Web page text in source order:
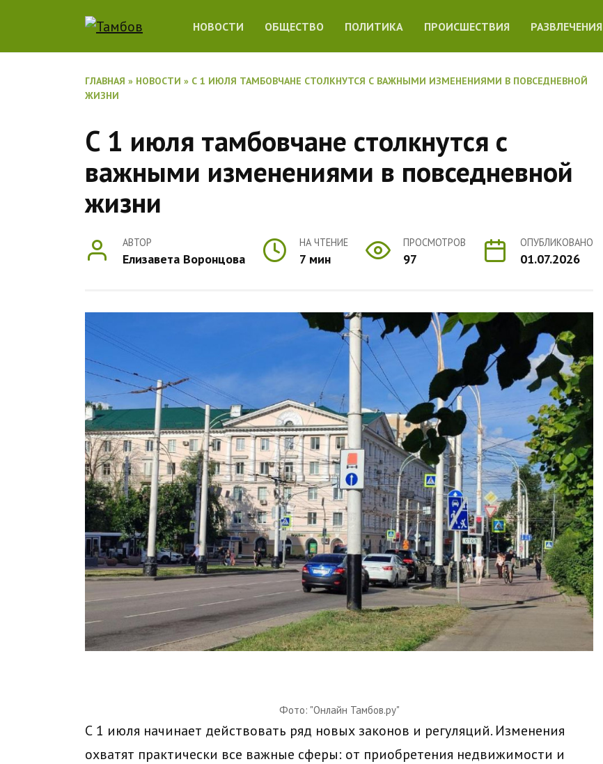
содержанию
НОВОСТИ ОБЩЕСТВО ПОЛИТИКА ПРОИСШЕСТВИЯ РАЗВЛЕЧЕНИЯ
ГЛАВНАЯ » НОВОСТИ » С 1 ИЮЛЯ ТАМБОВЧАНЕ СТОЛКНУТСЯ С ВАЖНЫМИ ИЗМЕНЕНИЯМИ В ПОВСЕДНЕВНОЙ
ЖИЗНИ
С 1 июля тамбовчане столкнутся с
важными изменениями в повседневной
жизни
АВТОР
Елизавета Воронцова
НА ЧТЕНИЕ
7 мин
ПРОСМОТРОВ
97
ОПУБЛИКОВАНО
01.07.2026
Фото: "Онлайн Тамбов.ру"
С 1 июля начинает действовать ряд новых законов и регуляций. Изменения
охватят практически все важные сферы: от приобретения недвижимости и